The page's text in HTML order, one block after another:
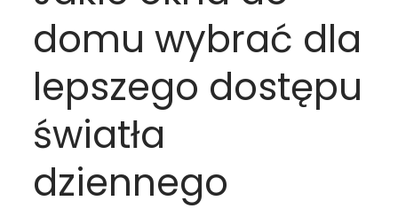
domu wybrać dla
lepszego dostępu
światła
dziennego